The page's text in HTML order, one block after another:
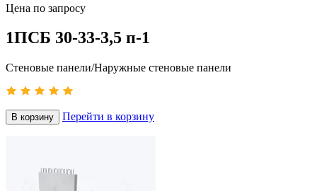
Цена по запросу
1ПСБ 30-33-3,5 п-1
Стеновые панели/Наружные стеновые панели
В корзину Перейти в корзину